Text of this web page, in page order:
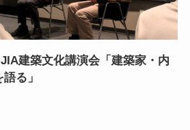
建築文化講演会「建築家・内
る」